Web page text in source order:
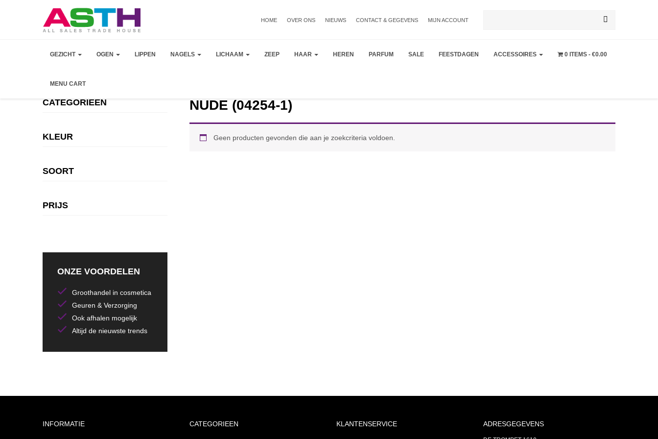
HOME OVER ONS NIEUWS CONTACT & GEGEVENS MIJN ACCOUNT
naar:
GEZICHT OGEN LIPPEN NAGELS LICHAAM ZEEP HAAR HEREN PARFUM SALE FEESTDAGEN ACCESSOIRES 0 ITEMS €0.00
MENU CART
CATEGORIEEN
KLEUR
SOORT
PRIJS
ONZE VOORDELEN
Groothandel in cosmetica
Geuren & Verzorging
Ook afhalen mogelijk
Altijd de nieuwste trends
NUDE (04254-1)
Geen producten gevonden die aan je zoekcriteria voldoen.
INFORMATIE CATEGORIEEN KLANTENSERVICE ADRESGEGEVENS